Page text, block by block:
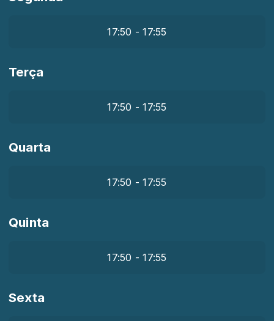
17:50 - 17:55
Terça
17:50 - 17:55
Quarta
17:50 - 17:55
Quinta
17:50 - 17:55
Sexta